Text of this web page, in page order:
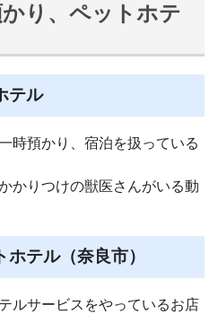
り、ペットホテ
テル
時預かり、宿泊を扱っている
かりつけの獣医さんがいる動
テル（奈良市）
ルサービスをやっているお店